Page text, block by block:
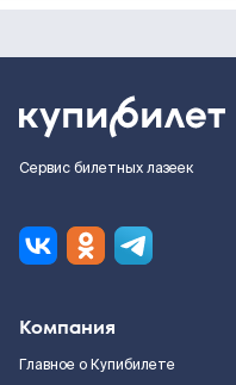
Сервис билетных лазеек
Компания
Главное о Купибилете